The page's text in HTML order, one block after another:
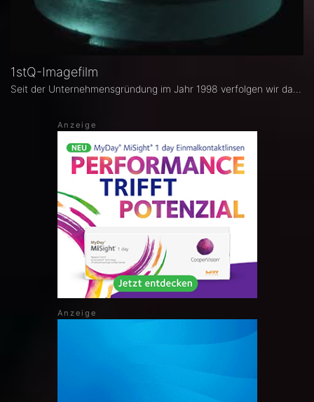
1stQ-Imagefilm
Seit der Unternehmensgründung im Jahr 1998 verfolgen wir das Ziel, mit unseren Produkten zur Verbesserung der Patientenversorgung beizutragen.